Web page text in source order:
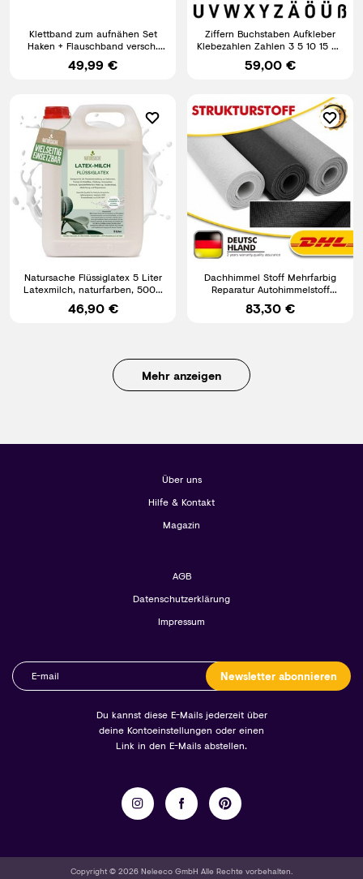
Klettband zum aufnähen Set
Haken + Flauschband versch.
Farben und Abmessungen
49,99 €
Ziffern Buchstaben Aufkleber
Klebezahlen Zahlen 3 5 10 15 20
30 cm 12 Farben
59,00 €
Natursache Flüssiglatex 5 Liter
Latexmilch, naturfarben, 5000
ml Naturgummi
46,90 €
Dachhimmel Stoff Mehrfarbig
Reparatur Autohimmelstoff
Autostoff mit Schaum
83,30 €
Mehr anzeigen
Über uns
Hilfe & Kontakt
Magazin
AGB
Datenschutzerklärung
Impressum
Newsletter abonnieren
Du kannst diese E-Mails jederzeit über
deine Kontoeinstellungen oder einen
Link in den E-Mails abstellen.
Copyright © 2026 Neleeco GmbH Alle Rechte vorbehalten.